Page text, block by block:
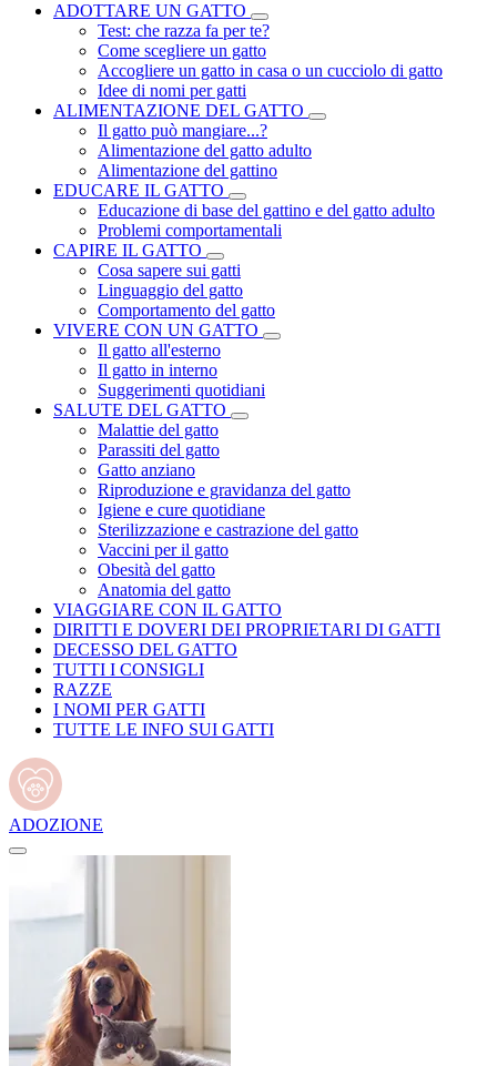
ADOTTARE UN GATTO
Test: che razza fa per te?
Come scegliere un gatto
Accogliere un gatto in casa o un cucciolo di gatto
Idee di nomi per gatti
ALIMENTAZIONE DEL GATTO
Il gatto può mangiare...?
Alimentazione del gatto adulto
Alimentazione del gattino
EDUCARE IL GATTO
Educazione di base del gattino e del gatto adulto
Problemi comportamentali
CAPIRE IL GATTO
Cosa sapere sui gatti
Linguaggio del gatto
Comportamento del gatto
VIVERE CON UN GATTO
Il gatto all'esterno
Il gatto in interno
Suggerimenti quotidiani
SALUTE DEL GATTO
Malattie del gatto
Parassiti del gatto
Gatto anziano
Riproduzione e gravidanza del gatto
Igiene e cure quotidiane
Sterilizzazione e castrazione del gatto
Vaccini per il gatto
Obesità del gatto
Anatomia del gatto
VIAGGIARE CON IL GATTO
DIRITTI E DOVERI DEI PROPRIETARI DI GATTI
DECESSO DEL GATTO
TUTTI I CONSIGLI
RAZZE
I NOMI PER GATTI
TUTTE LE INFO SUI GATTI
ADOZIONE